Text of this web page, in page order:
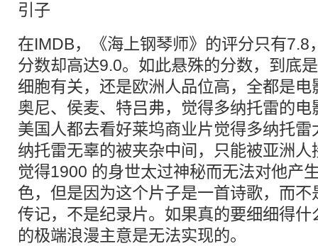
引子
在IMDB，《海上钢琴师》的评分只有7.8
分数却高达9.0。如此悬殊的分数，到底
细胞有关，还是欧洲人品位高，全都是
奥尼、侯麦、特吕弗，觉得多纳托雷的
美国人都去看好莱坞商业片觉得多纳托
纳托雷无辜的被夹杂中间，只能被亚洲
觉得1900 的身世太过神秘而无法对他产
色，但是因为这个片子是一首诗歌，而
传记，不是纪录片。如果真的要细细得
的极端浪漫主意是无法实现的。